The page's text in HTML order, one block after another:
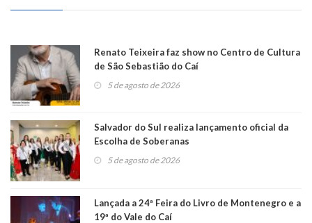
Renato Teixeira faz show no Centro de Cultura
de São Sebastião do Caí
5 de agosto de 2026
Salvador do Sul realiza lançamento oficial da
Escolha de Soberanas
5 de agosto de 2026
Lançada a 24ª Feira do Livro de Montenegro e a
19ª do Vale do Caí